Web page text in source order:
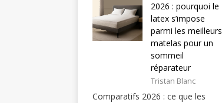
2026 : pourquoi le
latex s’impose
parmi les meilleurs
matelas pour un
sommeil
réparateur
Tristan Blanc
Comparatifs 2026 : ce que les